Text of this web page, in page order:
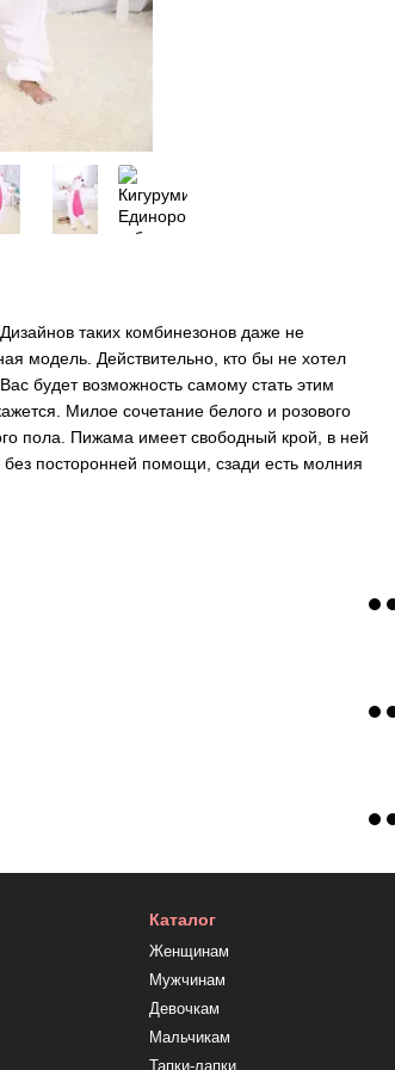
таких комбинезонов даже не
модель. Действительно, кто бы не хотел
будет возможность самому стать этим
Милое сочетание белого и розового
пола. Пижама имеет свободный крой, в ней
посторонней помощи, сзади есть молния
Каталог
Женщинам
Мужчинам
Девочкам
Мальчикам
Тапки-лапки